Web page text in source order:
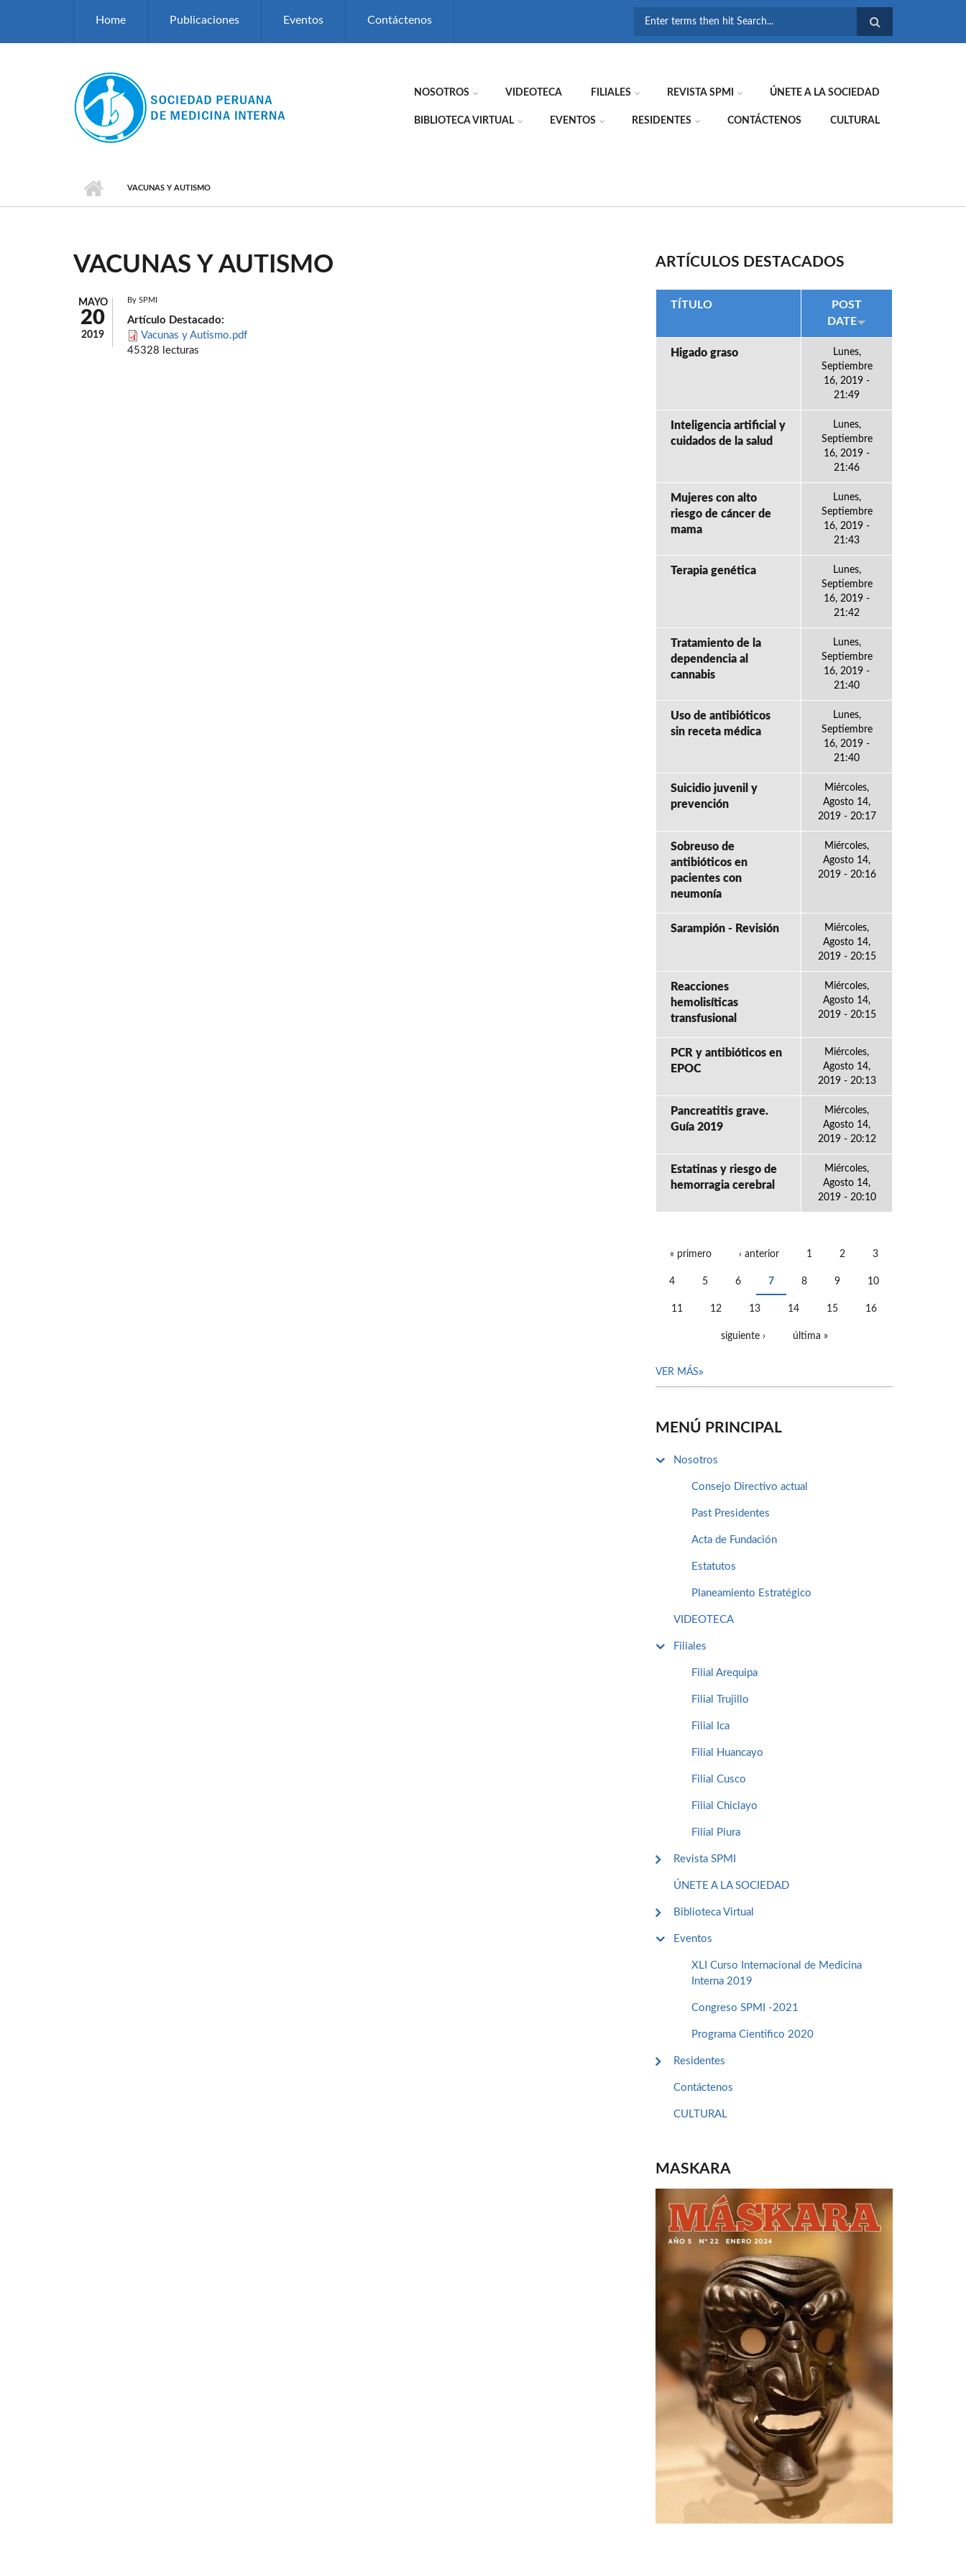
Home Publicaciones Eventos Contáctenos
NOSOTROS VIDEOTECA FILIALES REVISTA SPMI ÚNETE A LA SOCIEDAD
BIBLIOTECA VIRTUAL EVENTOS RESIDENTES CONTÁCTENOS CULTURAL
VACUNAS Y AUTISMO
VACUNAS Y AUTISMO
MAYO
20
2019
By SPMI
Artículo Destacado:
Vacunas y Autismo.pdf
45328 lecturas
ARTÍCULOS DESTACADOS
TÍTULO
POST
DATE
Higado graso
Lunes,
Septiembre
16, 2019 -
21:49
Inteligencia artificial y
cuidados de la salud
Lunes,
Septiembre
16, 2019 -
21:46
Mujeres con alto
riesgo de cáncer de
mama
Lunes,
Septiembre
16, 2019 -
21:43
Terapia genética
Lunes,
Septiembre
16, 2019 -
21:42
Tratamiento de la
dependencia al
cannabis
Lunes,
Septiembre
16, 2019 -
21:40
Uso de antibióticos
sin receta médica
Lunes,
Septiembre
16, 2019 -
21:40
Suicidio juvenil y
prevención
Miércoles,
Agosto 14,
2019 - 20:17
Sobreuso de
antibióticos en
pacientes con
neumonía
Miércoles,
Agosto 14,
2019 - 20:16
Sarampión - Revisión
Miércoles,
Agosto 14,
2019 - 20:15
Reacciones
hemolisíticas
transfusional
Miércoles,
Agosto 14,
2019 - 20:15
PCR y antibióticos en
EPOC
Miércoles,
Agosto 14,
2019 - 20:13
Pancreatitis grave.
Guía 2019
Miércoles,
Agosto 14,
2019 - 20:12
Estatinas y riesgo de
hemorragia cerebral
Miércoles,
Agosto 14,
2019 - 20:10
« primero ‹ anterior 1 2 3
4 5 6 7 8 9 10
11 12 13 14 15 16
siguiente › última »
VER MÁS
MENÚ PRINCIPAL
Nosotros
Consejo Directivo actual
Past Presidentes
Acta de Fundación
Estatutos
Planeamiento Estratégico
VIDEOTECA
Filiales
Filial Arequipa
Filial Trujillo
Filial Ica
Filial Huancayo
Filial Cusco
Filial Chiclayo
Filial Piura
Revista SPMI
ÚNETE A LA SOCIEDAD
Biblioteca Virtual
Eventos
XLI Curso Internacional de Medicina
Interna 2019
Congreso SPMI -2021
Programa Cientifico 2020
Residentes
Contáctenos
CULTURAL
MASKARA